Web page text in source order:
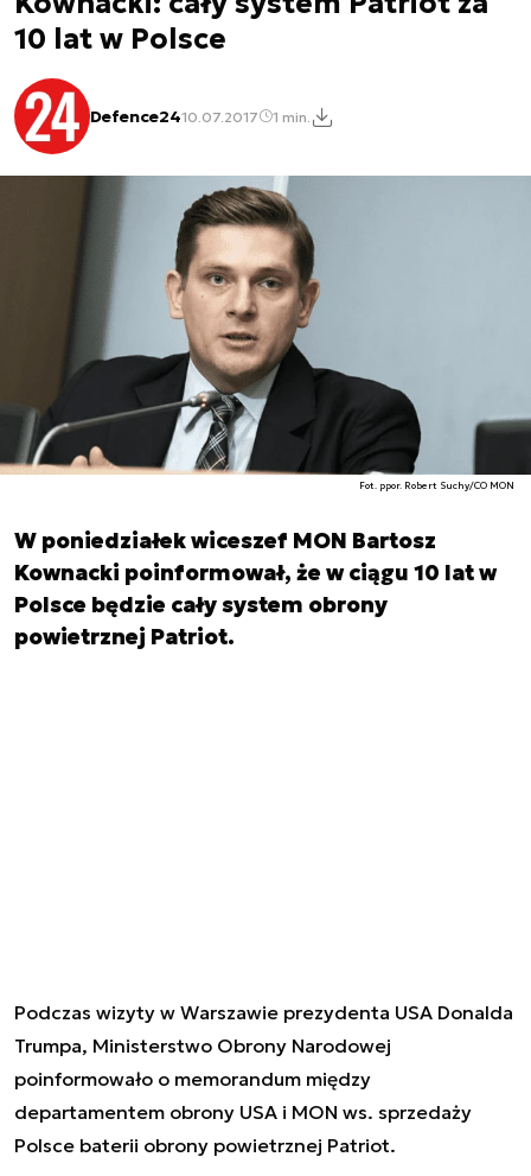
10 lat w Polsce
Defence2410.07.2017 1 min.
Fot. ppor. Robert Suchy/CO MON
W poniedziałek wiceszef MON Bartosz
Kownacki poinformował, że w ciągu 10 lat w
Polsce będzie cały system obrony
powietrznej Patriot.
Podczas wizyty w Warszawie prezydenta USA Donalda
Trumpa, Ministerstwo Obrony Narodowej
poinformowało o memorandum między
departamentem obrony USA i MON ws. sprzedaży
Polsce baterii obrony powietrznej Patriot.